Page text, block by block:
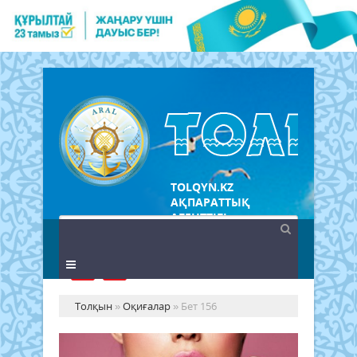
TOLQYN.KZ
АҚПАРАТТЫҚ
АГЕНТТІГІ
Толқын »Оқиғалар » Бет 156
Ер